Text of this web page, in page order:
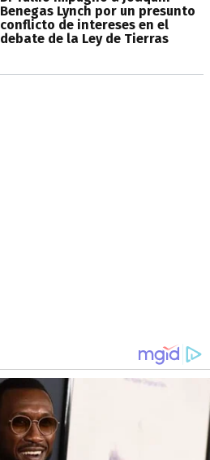
Benegas Lynch por un presunto
conflicto de intereses en el
debate de la Ley de Tierras